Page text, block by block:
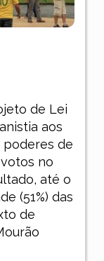
de Lei
aos
poderes de
no
até o
(51%) das
de